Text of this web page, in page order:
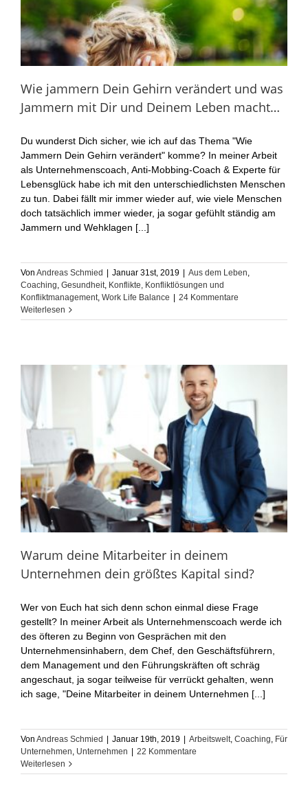
Wie jammern Dein Gehirn verändert und was
Jammern mit Dir und Deinem Leben macht…
Du wunderst Dich sicher, wie ich auf das Thema "Wie
Jammern Dein Gehirn verändert" komme? In meiner Arbeit
als Unternehmenscoach, Anti-Mobbing-Coach & Experte für
Lebensglück habe ich mit den unterschiedlichsten Menschen
zu tun. Dabei fällt mir immer wieder auf, wie viele Menschen
doch tatsächlich immer wieder, ja sogar gefühlt ständig am
Jammern und Wehklagen [...]
Von Andreas Schmied | Januar 31st, 2019 | Aus dem Leben
Coaching Gesundheit Konflikte, Konfliktlösungen und
Konfliktmanagement Work Life Balance | 24 Kommentare
Weiterlesen
Warum deine Mitarbeiter in deinem
Unternehmen dein größtes Kapital sind?
Wer von Euch hat sich denn schon einmal diese Frage
gestellt? In meiner Arbeit als Unternehmenscoach werde ich
des öfteren zu Beginn von Gesprächen mit den
Unternehmensinhabern, dem Chef, den Geschäftsführern,
dem Management und den Führungskräften oft schräg
angeschaut, ja sogar teilweise für verrückt gehalten, wenn
ich sage, "Deine Mitarbeiter in deinem Unternehmen [...]
Von Andreas Schmied Januar 19th, 2019 Arbeitswelt, Coaching, Für
Unternehmen, Unternehmen
22 Kommentare
Weiterlesen